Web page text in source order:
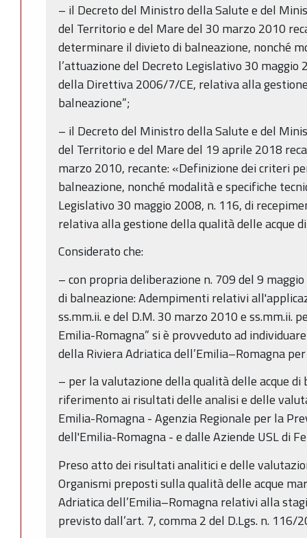
– il Decreto del Ministro della Salute e del
del Territorio e del Mare del 30 marzo 2010
determinare il divieto di balneazione, nonché
l’attuazione del Decreto Legislativo 30 maggio
della Direttiva 2006/7/CE, relativa alla
balneazione”;
– il Decreto del Ministro della Salute e del
del Territorio e del Mare del 19 aprile 2018
marzo 2010, recante: «Definizione dei criteri
balneazione, nonché modalità e specifiche
Legislativo 30 maggio 2008, n. 116, di
relativa alla gestione della qualità delle acque
Considerato che:
– con propria deliberazione n. 709 del 9
di balneazione: Adempimenti relativi
ss.mm.ii. e del D.M. 30 marzo 2010 e ss.mm.ii.
Emilia-Romagna” si è provveduto ad
della Riviera Adriatica dell’Emilia–Romagna
– per la valutazione della qualità delle acque di
riferimento ai risultati delle analisi e delle
Emilia-Romagna - Agenzia Regionale per la
dell'Emilia-Romagna - e dalle Aziende USL di
Preso atto dei risultati analitici e delle
Organismi preposti sulla qualità delle acque
Adriatica dell’Emilia–Romagna relativi alla
previsto dall’art. 7, comma 2 del D.Lgs. n. 116/